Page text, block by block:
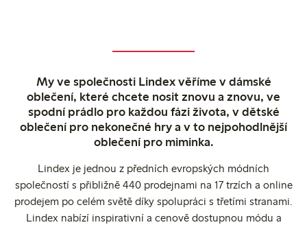
My ve společnosti Lindex věříme v dámské
oblečení, které chcete nosit znovu a znovu, ve
spodní prádlo pro každou fázi života, v dětské
oblečení pro nekonečné hry a v to nejpohodlnější
oblečení pro miminka.
Lindex je jednou z předních evropských módních
společností s přibližně 440 prodejnami na 17 trzích a online
prodejem po celém světě díky spolupráci s třetími stranami.
Lindex nabízí inspirativní a cenově dostupnou módu a